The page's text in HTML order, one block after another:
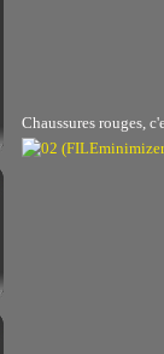
Chaussures rouges,